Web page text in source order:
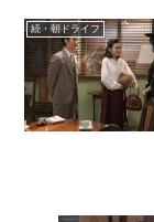
続・朝ドライフ